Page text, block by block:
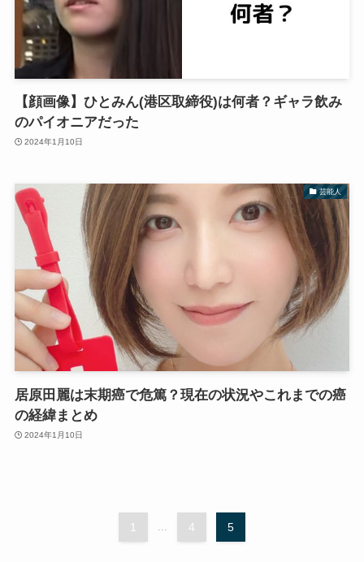
【顔画像】ひとみん(港区取締役)は何者？ギャラ飲み
のパイオニアだった
2024年1月10日
芸能人
居原田麗は末期癌で危篤？現在の状況やこれまでの癌
の経緯まとめ
2024年1月10日
1 ... 4 5